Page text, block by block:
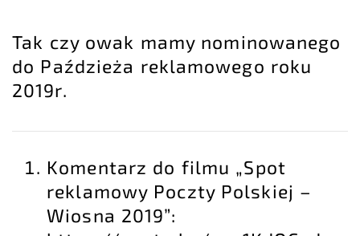
Tak czy owak mamy nominowanego
do Paździeża reklamowego roku
2019r.
Komentarz do filmu „Spot
reklamowy Poczty Polskiej –
Wiosna 2019”: